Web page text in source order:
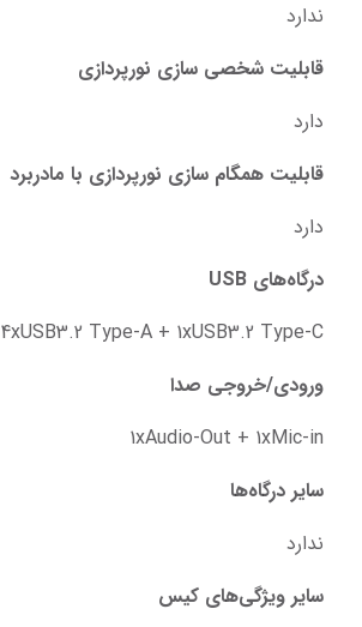
ندارد
قابلیت شخصی سازی نورپردازی
دارد
قابلیت همگام سازی نورپردازی با مادربرد
دارد
درگاه‌های USB
4xUSB3.2 Type-A + 1xUSB3.2 Type-C
ورودی/خروجی صدا
1xAudio-Out + 1xMic-in
سایر درگاه‌ها
ندارد
سایر ویژگی‌های کیس